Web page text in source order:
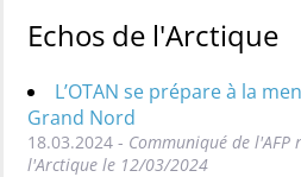
Echos de l'Arctique
L’OTAN se prépare à la
Grand Nord
18.03.2024 - Communiqué de l'AFP
l'Arctique le 12/03/2024